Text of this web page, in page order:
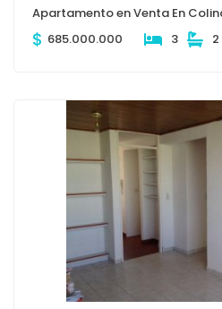
Apartamento en Venta En
$ 685.000.000 3 2